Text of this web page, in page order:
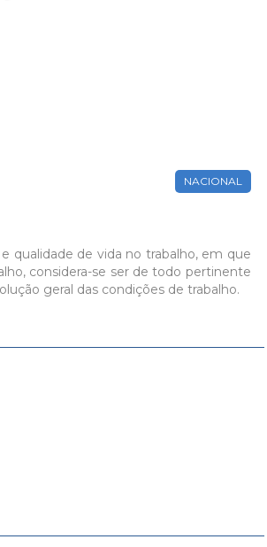
NACIONAL
qualidade de vida no trabalho, em que
considera-se ser de todo pertinente
geral das condições de trabalho.